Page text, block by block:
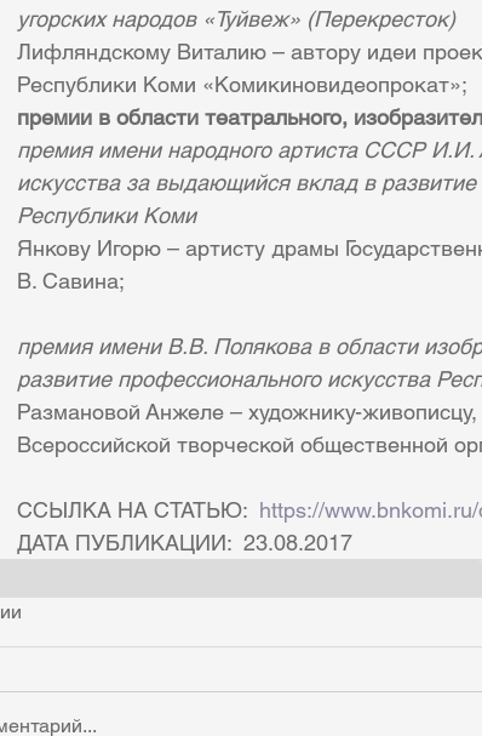
угорских народов «Туйвеж» (Перекресток)
Лифляндскому Виталию – автору идеи
Республики Коми «Комикиновидеопрокат»;
премии в области театрального,
премия имени народного артиста СССР И.И.
искусства за выдающийся вклад в развитие
Республики Коми
Янкову Игорю – артисту драмы
В. Савина;
премия имени В.В. Полякова в области
развитие профессионального искусства
Размановой Анжеле – художнику-
Всероссийской творческой общественной
ССЫЛКА НА СТАТЬЮ: https://
ДАТА ПУБЛИКАЦИИ:  23.08.2017